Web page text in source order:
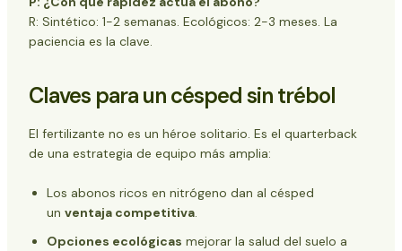
R: Sintético: 1-2 semanas. Ecológicos: 2-3 meses. La
paciencia es la clave.
Claves para un césped sin trébol
El fertilizante no es un héroe solitario. Es el quarterback
de una estrategia de equipo más amplia:
Los abonos ricos en nitrógeno dan al césped
un ventaja competitiva.
Opciones ecológicas mejorar la salud del suelo a